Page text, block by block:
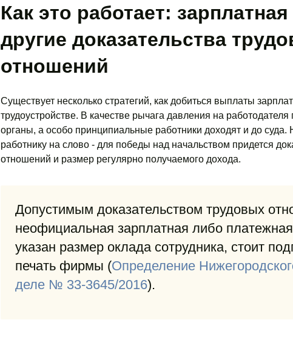
Как это работает:
другие доказательства
отношений
Существует несколько стратегий, как добиться выплаты
трудоустройстве. В качестве рычага давления на
органы, а особо принципиальные работники доходят и до суда.
работнику на слово - для победы над начальством придется
отношений и размер регулярно получаемого дохода.
Допустимым доказательством трудовых
неофициальная зарплатная либо
указан размер оклада сотрудника, стоит
печать фирмы (Определение
деле № 33-3645/2016).